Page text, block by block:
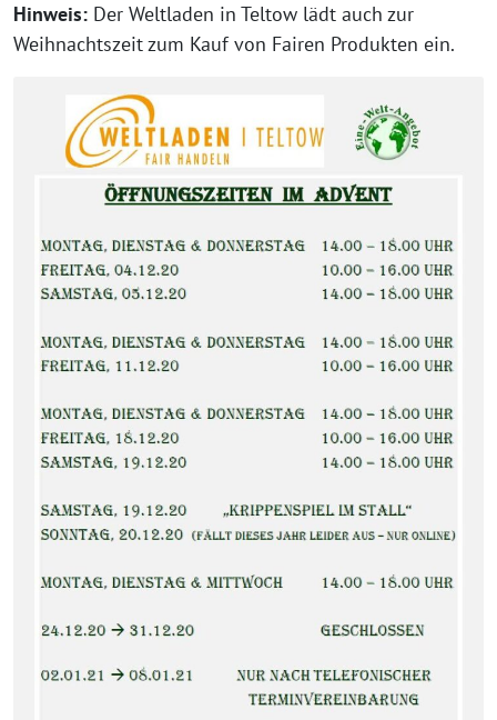
Hinweis: Der Weltladen in Teltow lädt auch zur
Weihnachtszeit zum Kauf von Fairen Produkten ein.